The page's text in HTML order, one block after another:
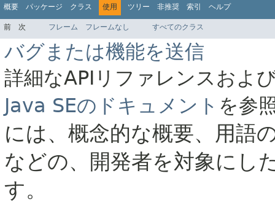
概要 パッケージ クラス 使用 ツリー 非推奨 索引 ヘルプ
前 次 フレーム フレームなし すべてのクラス
バグまたは機能を送信
詳細なAPIリファレンスおよ
Java SEのドキュメント を参
には、概念的な概要、用語
などの、開発者を対象にし
す。